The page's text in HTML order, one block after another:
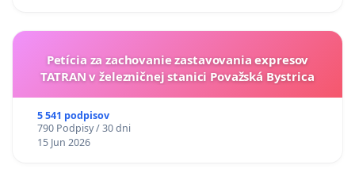
Petícia za zachovanie zastavovania expresov
TATRAN v železničnej stanici Považská Bystrica
5 541 podpisov
790 Podpisy / 30 dni
15 Jun 2026